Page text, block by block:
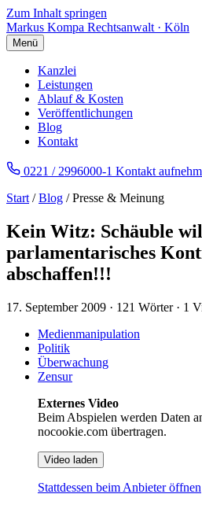
Zum Inhalt springen
Markus Kompa Rechtsanwalt · Köln
Menü
Kanzlei
Leistungen
Ablauf & Kosten
Veröffentlichungen
Blog
Kontakt
0221 / 2996000-1 Kontakt
Start /Blog / Presse & Meinung
Kein Witz: Schäuble
parlamentarisches
abschaffen!!!
17. September 2009 · 121 Wörter · 1
Medienmanipulation
Politik
Überwachung
Zensur
Externes Video
Beim Abspielen werden Daten
nocookie.com übertragen.
Video laden
Stattdessen beim Anbieter öffnen